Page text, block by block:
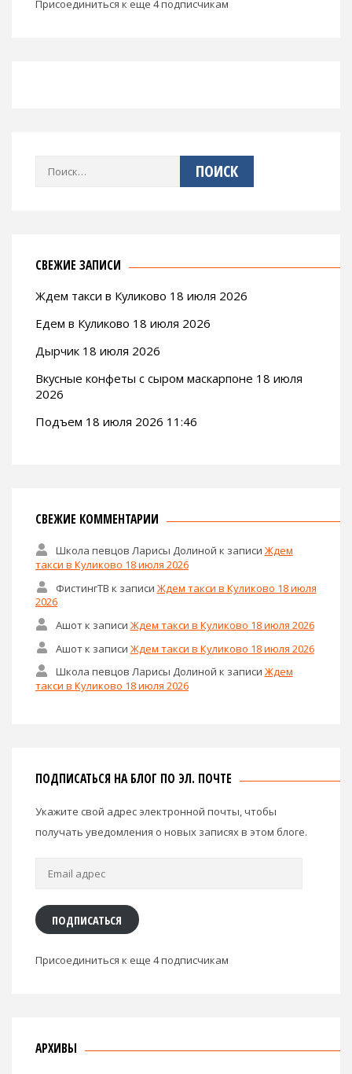
Присоединиться к еще 4 подписчикам
Найти:
СВЕЖИЕ ЗАПИСИ
Ждем такси в Куликово 18 июля 2026
Едем в Куликово 18 июля 2026
Дырчик 18 июля 2026
Вкусные конфеты с сыром маскарпоне 18 июля
2026
Подъем 18 июля 2026 11:46
СВЕЖИЕ КОММЕНТАРИИ
Школа певцов Ларисы Долиной к записи Ждем
такси в Куликово 18 июля 2026
ФистингТВ к записи Ждем такси в Куликово 18 июля
2026
Ашотк записи Ждем такси в Куликово 18 июля 2026
Ашотк записи Ждем такси в Куликово 18 июля 2026
Школа певцов Ларисы Долиной к записи Ждем
такси в Куликово 18 июля 2026
ПОДПИСАТЬСЯ НА БЛОГ ПО ЭЛ. ПОЧТЕ
Укажите свой адрес электронной почты, чтобы
получать уведомления о новых записях в этом блоге.
Email
ПОДПИСАТЬСЯ
Присоединиться к еще 4 подписчикам
АРХИВЫ